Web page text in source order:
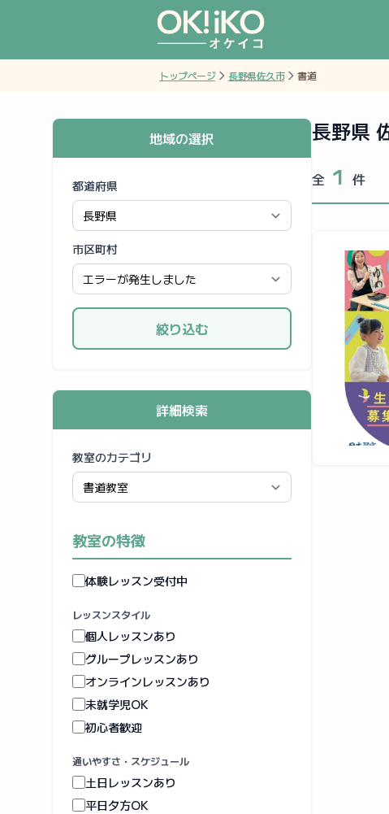
トップページ 長野県佐久市 書道
地域の選択
都道府県
市区町村
絞り込む
詳細検索
教室のカテゴリ
教室の特徴
体験レッスン受付中
レッスンスタイル
個人レッスンあり
グループレッスンあり
オンラインレッスンあり
未就学児OK
初心者歓迎
通いやすさ・スケジュール
土日レッスンあり
平日夕方OK
長野県
全 1 件